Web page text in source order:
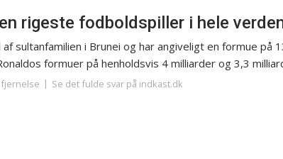
rigeste fodboldspiller i hele
af sultanfamilien i Brunei og har angiveligt en formue på
formuer på henholdsvis 4 milliarder og 3,3
Se det fulde svar på indkast.dk